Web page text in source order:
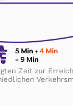
Zeit zur